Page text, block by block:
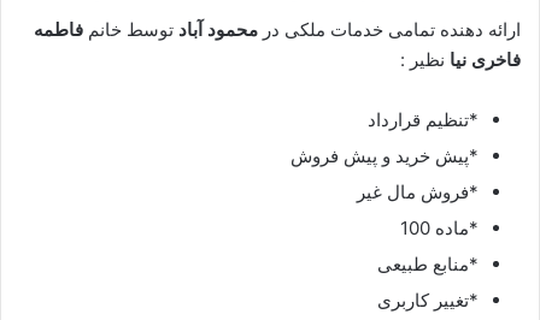
ارائه دهنده تمامی خدمات ملکی در محمود آباد توسط خانم فاطمه
فاخری نیا نظیر :
*تنظیم قرارداد
*پیش خرید و پیش فروش
*فروش مال غیر
*ماده 100
*منابع طبیعی
*تغییر کاربری